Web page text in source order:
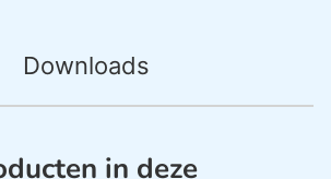
Downloads
in deze